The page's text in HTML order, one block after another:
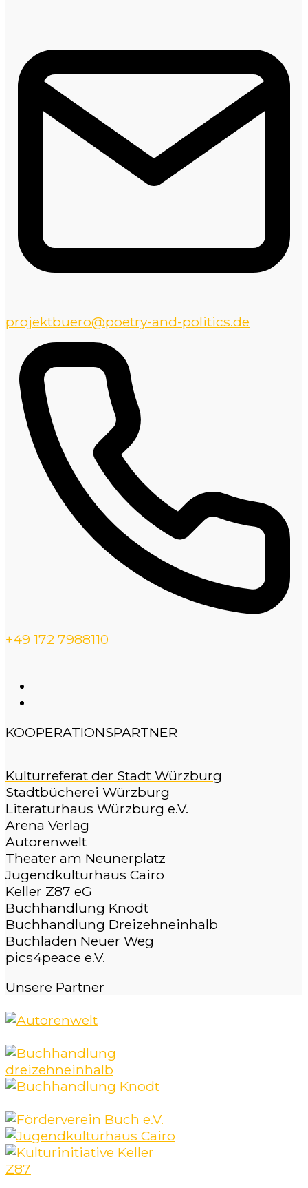
projektbuero@poetry-and-politics.de
+49 172 7988110
KOOPERATIONSPARTNER
Kulturreferat der Stadt Würzburg
Stadtbücherei Würzburg
Literaturhaus Würzburg e.V.
Arena Verlag
Autorenwelt
Theater am Neunerplatz
Jugendkulturhaus Cairo
Keller Z87 eG
Buchhandlung Knodt
Buchhandlung Dreizehneinhalb
Buchladen Neuer Weg
pics4peace e.V.
Unsere Partner